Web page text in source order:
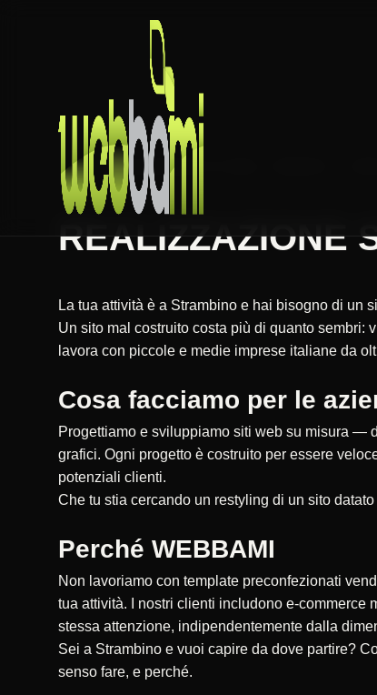
HOME REALIZZAZIONE SITI WEB
REALIZZAZIONE
La tua attività è a Strambino e hai bisogno di un
Un sito mal costruito costa più di quanto sembri:
lavora con piccole e medie imprese italiane da
Cosa facciamo per le
Progettiamo e sviluppiamo siti web su misura —
grafici. Ogni progetto è costruito per essere
potenziali clienti.
Che tu stia cercando un restyling di un sito
Perché WEBBAMI
Non lavoriamo con template preconfezionati
tua attività. I nostri clienti includono e-
stessa attenzione, indipendentemente dalla
Sei a Strambino e vuoi capire da dove partire?
senso fare, e perché.